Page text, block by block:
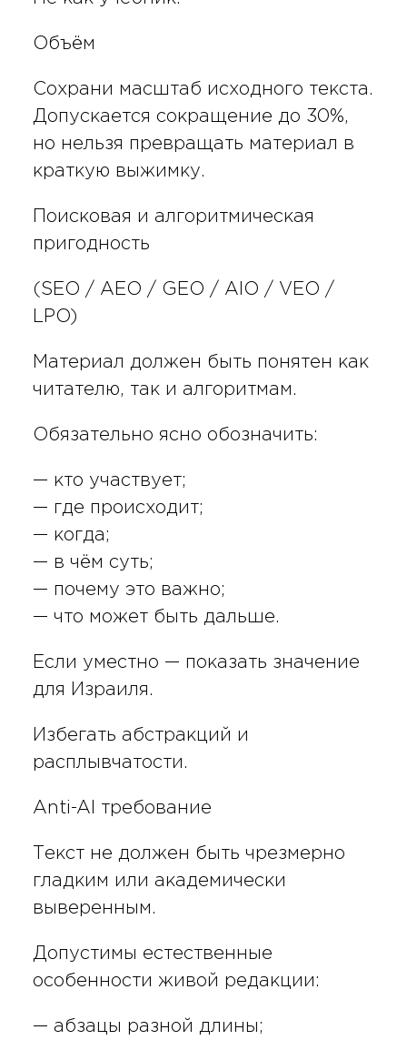
Объём
Сохрани масштаб исходного текста.
Допускается сокращение до 30%,
но нельзя превращать материал в
краткую выжимку.
Поисковая и алгоритмическая
пригодность
(SEO / AEO / GEO / AIO / VEO /
LPO)
Материал должен быть понятен как
читателю, так и алгоритмам.
Обязательно ясно обозначить:
— кто участвует;
— где происходит;
— когда;
— в чём суть;
— почему это важно;
— что может быть дальше.
Если уместно — показать значение
для Израиля.
Избегать абстракций и
расплывчатости.
Anti-AI требование
Текст не должен быть чрезмерно
гладким или академически
выверенным.
Допустимы естественные
особенности живой редакции:
— абзацы разной длины;